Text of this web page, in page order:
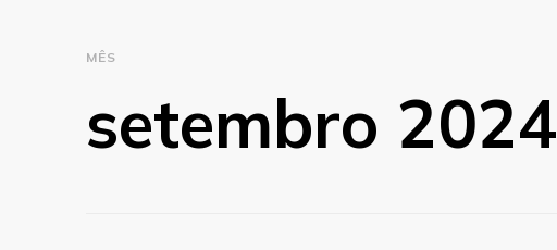
MÊS
setembro 2024